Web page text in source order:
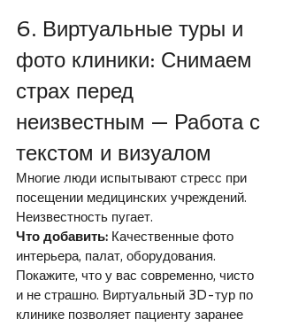
6. Виртуальные туры и
фото клиники: Снимаем
страх перед
неизвестным — Работа с
текстом и визуалом
Многие люди испытывают стресс при
посещении медицинских учреждений.
Неизвестность пугает.
Что добавить: Качественные фото
интерьера, палат, оборудования.
Покажите, что у вас современно, чисто
и не страшно. Виртуальный 3D-тур по
клинике позволяет пациенту заранее